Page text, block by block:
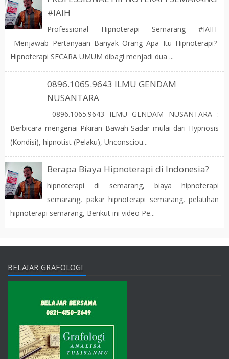
#IAIH
Professional Hipnoterapi Semarang #IAIH
Menjawab Pertanyaan Banyak Orang Apa Itu Hipnoterapi?
Hipnoterapi SECARA UMUM dibagi menjadi dua ...
0896.1065.9643 ILMU GENDAM
NUSANTARA
0896.1065.9643 ILMU GENDAM NUSANTARA :
Berbicara mengenai Pikiran Bawah Sadar mulai dari Hypnosis
(Kondisi), hipnotist (Pelaku), Unconsciou...
Berapa Biaya Hipnoterapi di Indonesia?
hipnoterapi di semarang, biaya hipnoterapi
semarang, pakar hipnoterapi semarang, pelatihan
hipnoterapi semarang, Berikut ini video Pe...
BELAJAR GRAFOLOGI